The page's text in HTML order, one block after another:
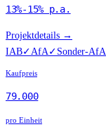
13%-15%p.a.
Projektdetails →
IAB✓AfA✓Sonder-AfA
Kaufpreis
79.000
pro Einheit